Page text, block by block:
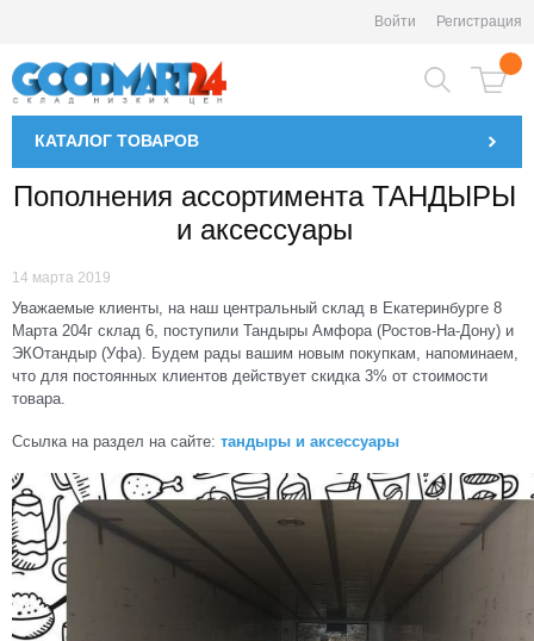
Войти Регистрация
КАТАЛОГ ТОВАРОВ
Пополнения ассортимента ТАНДЫРЫ
и аксессуары
14 марта 2019
Уважаемые клиенты, на наш центральный склад в Екатеринбурге 8
Марта 204г склад 6, поступили Тандыры Амфора (Ростов-На-Дону) и
ЭКОтандыр (Уфа). Будем рады вашим новым покупкам, напоминаем,
что для постоянных клиентов действует скидка 3% от стоимости
товара.
Ссылка на раздел на сайте: тандыры и аксессуары